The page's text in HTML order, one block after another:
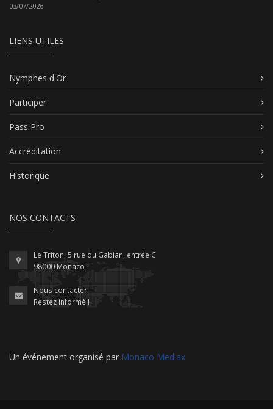
03/07/2026
LIENS UTILES
Nymphes d'Or
Participer
Pass Pro
Accréditation
Historique
NOS CONTACTS
Le Triton, 5 rue du Gabian, entrée C
98000 Monaco
Nous contacter
Restez informé !
Un événement organisé par Monaco Mediax